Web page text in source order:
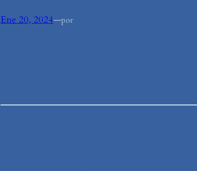
Ene 20, 2024—por